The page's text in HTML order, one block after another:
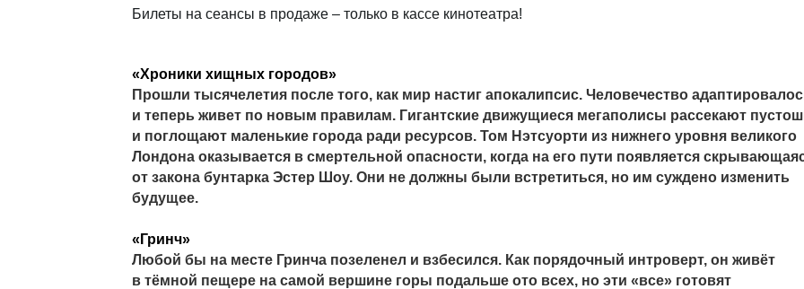
Билеты на сеансы в продаже – только в кассе кинотеатра!
«Хроники хищных городов»
Прошли тысячелетия после того, как мир настиг апокалипсис. Человечество
и теперь живет по новым правилам. Гигантские движущиеся мегаполисы рассекают
и поглощают маленькие города ради ресурсов. Том Нэтсуорти из нижнего уровня великого
Лондона оказывается в смертельной опасности, когда на его пути появляется
от закона бунтарка Эстер Шоу. Они не должны были встретиться, но им суждено изменить
будущее.
«Гринч»
Любой бы на месте Гринча позеленел и взбесился. Как порядочный интроверт, он живёт
в тёмной пещере на самой вершине горы подальше ото всех, но эти «все» готовят